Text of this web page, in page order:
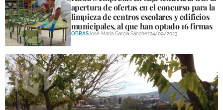
apertura de ofertas en el concurso para la
limpieza de centros escolares y edificios
municipales, al que han optado 16 firmas
OBRASJosé María García Sánchez24/09/2023